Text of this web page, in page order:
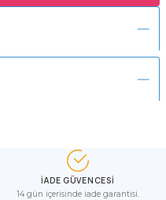
İADE GÜVENCESİ
14 gün içerisinde iade garantisi.